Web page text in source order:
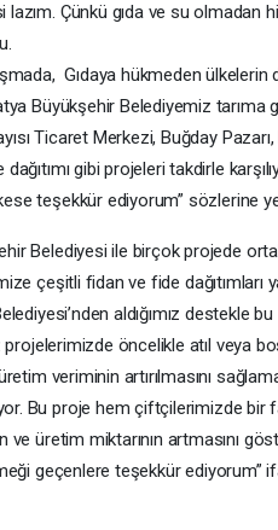
Çünkü gıda ve su olmadan
Gıdaya hükmeden ülkelerin
Büyükşehir Belediyemiz tarıma
Ticaret Merkezi, Buğday Pazarı,
gibi projeleri takdirle
teşekkür ediyorum” sözlerine
Belediyesi ile birçok projede
çeşitli fidan ve fide dağıtımları
aldığımız destekle bu
öncelikle atıl veya
veriminin artırılmasını
Bu proje hem çiftçilerimizde bir
üretim miktarının artmasını
geçenlere teşekkür ediyorum”